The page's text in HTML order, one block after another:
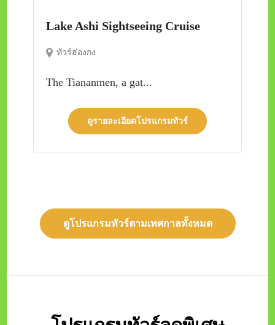
Lake Ashi Sightseeing Cruise
ทัวร์ฮ่องกง
The Tiananmen, a gat...
ดูรายละเอียดโปรแกรมทัวร์
ดูโปรแกรมทัวร์ตามเทศกาลทั้งหมด